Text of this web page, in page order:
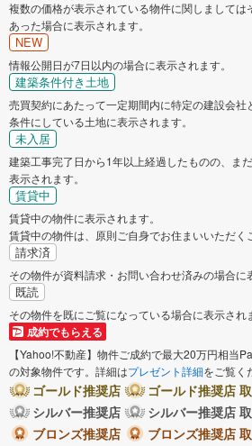
複数の価格が表示されている物件に関しまして
あった場合に表示されます。
NEW
情報公開日が7日以内の場合に表示されます。
建築条件付き土地
売買契約にあたって一定期間内に特定の建設会社
条件にしている土地に表示されます。
未入居
建築工事完了日から1年以上経過したものの、ま
表示されます。
賃貸中
賃貸中の物件に表示されます。
賃貸中の物件は、原則ご自身でお住まいいただく
請求済
その物件が資料請求・お問い合わせ済みの場合に
既読
その物件を既にご覧になっている場合に表示され
成約でもらえる
【Yahoo!不動産】物件ご成約で最大20万円相当
の対象物件です。詳細はプレゼント詳細をご覧く
ゴールド推奨店
ゴールド推奨店
シルバー推奨店
シルバー推奨店
ブロンズ推奨店
ブロンズ推奨店